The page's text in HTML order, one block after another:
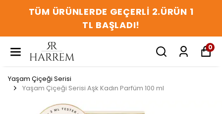
TÜM ÜRÜNLERDE GEÇERLİ 2.ÜRÜN 1
TL BAŞLADI!
0
Yaşam Çiçeği Serisi
Yaşam Çiçeği Serisi Aşk Kadın Parfüm 100 ml